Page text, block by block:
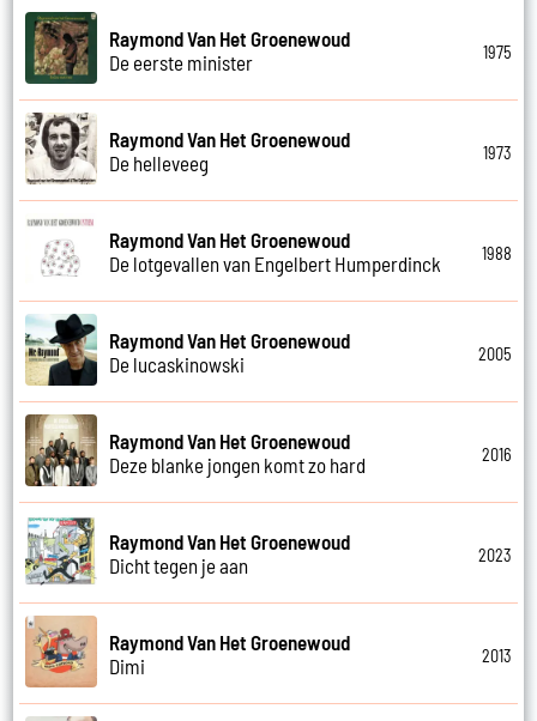
Raymond Van Het Groenewoud
De eerste minister
1975
Raymond Van Het Groenewoud
De helleveeg
1973
Raymond Van Het Groenewoud
De lotgevallen van Engelbert Humperdinck
1988
Raymond Van Het Groenewoud
De lucaskinowski
2005
Raymond Van Het Groenewoud
Deze blanke jongen komt zo hard
2016
Raymond Van Het Groenewoud
Dicht tegen je aan
2023
Raymond Van Het Groenewoud
Dimi
2013